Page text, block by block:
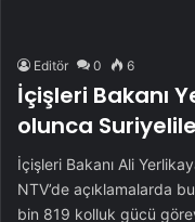
Editör 0 6
İçişleri Bakanı
olunca
İçişleri Bakanı Ali
NTV’de açıklamalarda
bin 819 kolluk gücü